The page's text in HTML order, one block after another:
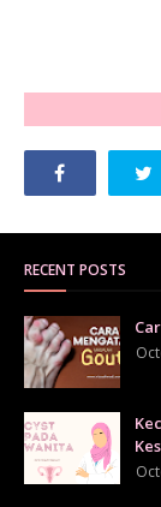
RECENT POSTS